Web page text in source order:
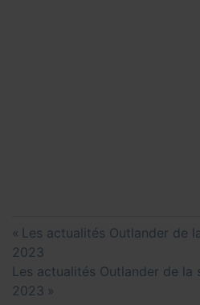
Navigation
de
l’article
Previous
Post:
Les actualités Outlander de
2023
Next
Post:
Les actualités Outlander de la
2023